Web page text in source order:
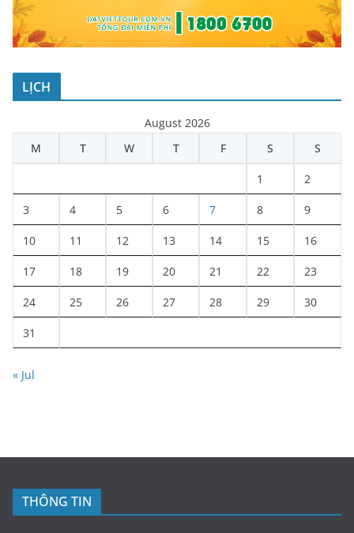
LỊCH
August 2026
M
T W T F S S
1 2
3 4 5 6 7 8 9
10 11 12 13 14 15 16
17 18 19 20 21 22 23
24 25 26 27 28 29 30
31
« Jul
THÔNG TIN